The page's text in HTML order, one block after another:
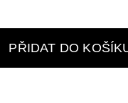
PŘIDAT DO